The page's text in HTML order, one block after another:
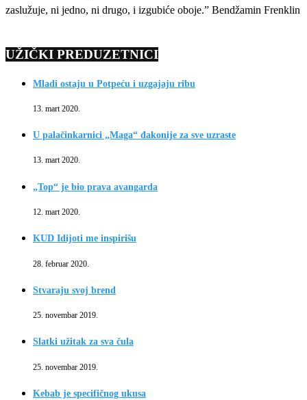
zaslužuje, ni jedno, ni drugo, i izgubiće oboje.” Bendžamin Frenklin
UŽIČKI PREDUZETNICI
Mladi ostaju u Potpeću i uzgajaju ribu
13. mart 2020.
U palačinkarnici „Maga“ đakonije za sve uzraste
13. mart 2020.
„Top“ je bio prava avangarda
12. mart 2020.
KUD Idijoti me inspirišu
28. februar 2020.
Stvaraju svoj brend
25. novembar 2019.
Slatki užitak za sva čula
25. novembar 2019.
Kebab je specifičnog ukusa